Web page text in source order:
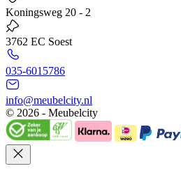
Koningsweg 20 - 2
3762 EC Soest
035-6015786
info@meubelcity.nl
© 2026 - Meubelcity